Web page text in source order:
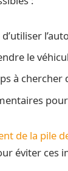
le
à
de la pile
éviter ces